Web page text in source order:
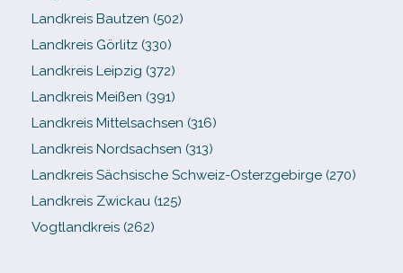
Landkreis Bautzen (502)
Landkreis Görlitz (330)
Landkreis Leipzig (372)
Landkreis Meißen (391)
Landkreis Mittelsachsen (316)
Landkreis Nordsachsen (313)
Landkreis Sächsische Schweiz-​Osterzgebirge (270)
Landkreis Zwickau (125)
Vogtlandkreis (262)